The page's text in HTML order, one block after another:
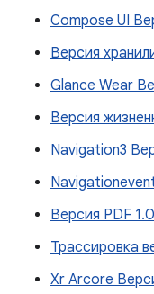
Compose UI
Версия
Glance Wear
Версия
Navigation3
Версия PDF
Трассировка
Xr Arcore